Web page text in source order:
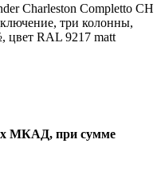
Charleston Completto CH
три колонны,
цвет RAL 9217 matt
МКАД, при сумме